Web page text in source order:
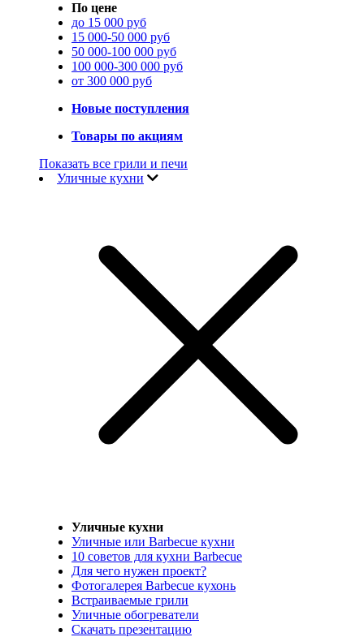
По цене
до 15 000 руб
15 000-50 000 руб
50 000-100 000 руб
100 000-300 000 руб
от 300 000 руб
Новые поступления
Товары по акциям
Показать все грили и печи
Уличные кухни
Уличные кухни
Уличные или Barbecue кухни
10 советов для кухни Barbecue
Для чего нужен проект?
Фотогалерея Barbecue кухонь
Встраиваемые грили
Уличные обогреватели
Скачать презентацию